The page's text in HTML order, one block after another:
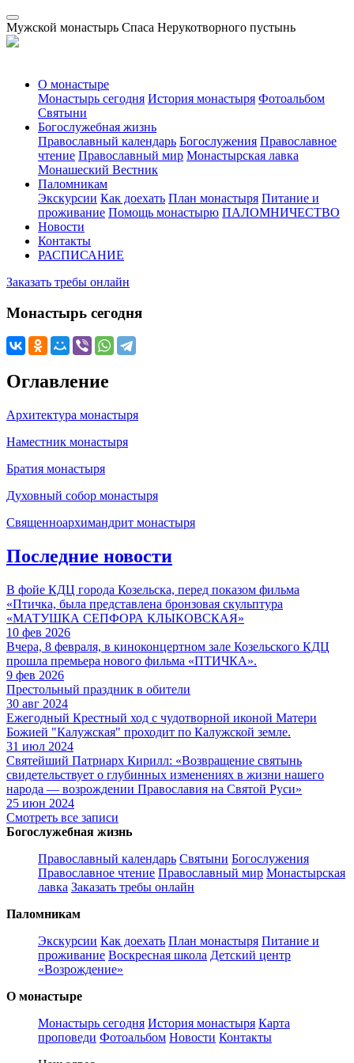
Мужской монастырь Спаса Нерукотворного пустынь
О монастыре
Монастырь сегодня История монастыря Фотоальбом
Святыни
Богослужебная жизнь
Православный календарь Богослужения Православное
чтение Православный мир Монастырская лавка
Монашеский Вестник
Паломникам
Экскурсии Как доехать План монастыря Питание и
проживание Помощь монастырю ПАЛОМНИЧЕСТВО
Новости
Контакты
РАСПИСАНИЕ
Заказать требы онлайн
Монастырь сегодня
Оглавление
Архитектура монастыря
Наместник монастыря
Братия монастыря
Духовный собор монастыря
Священноархимандрит монастыря
Последние новости
В фойе КДЦ города Козельска, перед показом фильма
«Птичка, была представлена бронзовая скульптура
«МАТУШКА СЕПФОРА КЛЫКОВСКАЯ»
10 фев 2026
Вчера, 8 февраля, в киноконцертном зале Козельского КДЦ
прошла премьера нового фильма «ПТИЧКА».
9 фев 2026
Престольный праздник в обители
30 авг 2024
Ежегодный Крестный ход с чудотворной иконой Матери
Божией "Калужская" проходит по Калужской земле.
31 июл 2024
Святейший Патриарх Кирилл: «Возвращение святынь
свидетельствует о глубинных изменениях в жизни нашего
народа — возрождении Православия на Святой Руси»
25 июн 2024
Смотреть все записи
Богослужебная жизнь
Православный календарь Святыни Богослужения
Православное чтение Православный мир Монастырская
лавка Заказать требы онлайн
Паломникам
Экскурсии Как доехать План монастыря Питание и
проживание Воскресная школа Детский центр
«Возрождение»
О монастыре
Монастырь сегодня История монастыря Карта
проповеди Фотоальбом Новости Контакты